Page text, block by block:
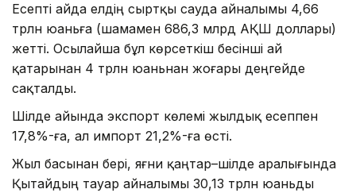
Есепті айда елдің сыртқы сауда айналымы 4,66
трлн юаньға (шамамен 686,3 млрд АҚШ доллары)
жетті. Осылайша бұл көрсеткіш бесінші ай
қатарынан 4 трлн юаньнан жоғары деңгейде
сақталды.
Шілде айында экспорт көлемі жылдық есеппен
17,8%-ға, ал импорт 21,2%-ға өсті.
Жыл басынан бері, яғни қаңтар–шілде аралығында
Қытайдың тауар айналымы 30,13 трлн юаньды